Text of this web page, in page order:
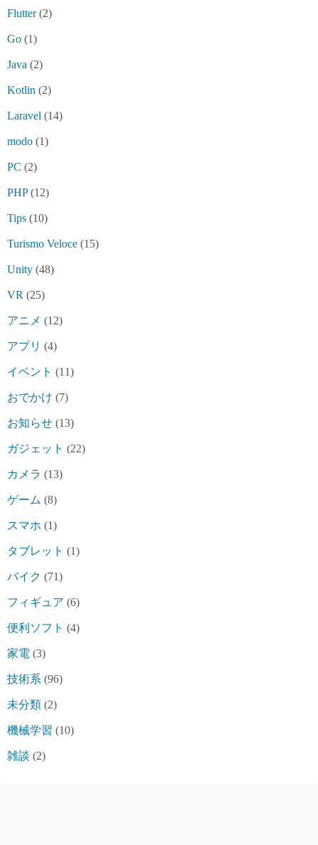
Flutter(2)
Go (1)
Java (2)
Kotlin (2)
Laravel (14)
modo (1)
PC (2)
PHP(12)
Tips (10)
Turismo Veloce (15)
Unity (48)
VR (25)
アニメ (12)
アプリ (4)
イベント (11)
おでかけ (7)
お知らせ (13)
ガジェット (22)
カメラ (13)
ゲーム (8)
スマホ (1)
タブレット (1)
バイク (71)
フィギュア (6)
便利ソフト (4)
家電 (3)
技術系 (96)
未分類 (2)
機械学習 (10)
雑談 (2)